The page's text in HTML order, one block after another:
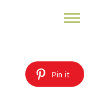
Pin it